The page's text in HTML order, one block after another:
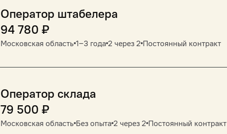
Оператор штабелера
94 780 ₽
Московская область 1‒3 года 2 через 2 Постоянный контракт
Оператор склада
79 500 ₽
Московская область Без опыта 2 через 2 Постоянный контракт